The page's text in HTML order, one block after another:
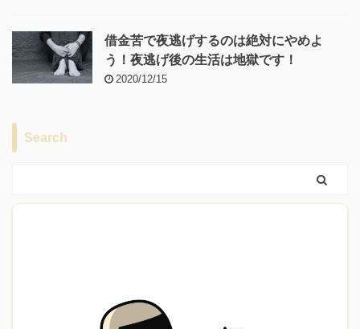
借金苦で夜逃げするのは絶対にやめよ
う！夜逃げ後の生活は地獄です！
2020/12/15
Search